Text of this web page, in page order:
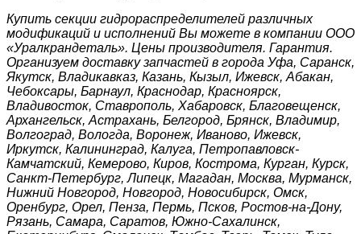
Купить секции гидрораспределителей различных
модификаций и исполнений Вы можете в компании ООО
«Уралкрандеталь». Цены производителя. Гарантия.
Организуем доставку запчастей в города Уфа, Саранск,
Якутск, Владикавказ, Казань, Кызыл, Ижевск, Абакан,
Чебоксары, Барнаул, Краснодар, Красноярск,
Владивосток, Ставрополь, Хабаровск, Благовещенск,
Архангельск, Астрахань, Белгород, Брянск, Владимир,
Волгоград, Вологда, Воронеж, Иваново, Ижевск,
Иркутск, Калининград, Калуга, Петропавловск-
Камчатский, Кемерово, Киров, Кострома, Курган, Курск,
Санкт-Петербург, Липецк, Магадан, Москва, Мурманск,
Нижний Новгород, Новгород, Новосибирск, Омск,
Оренбург, Орел, Пенза, Пермь, Псков, Ростов-на-Дону,
Рязань, Самара, Саратов, Южно-Сахалинск,